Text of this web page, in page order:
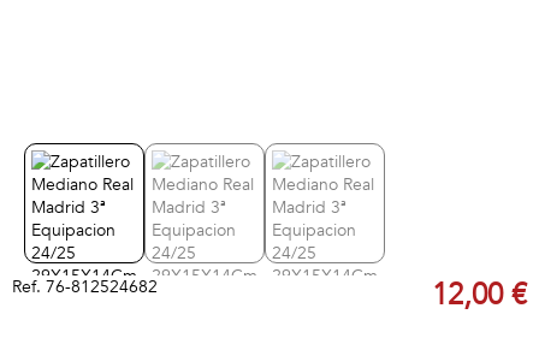
Ref. 76-812524682 12,00 €